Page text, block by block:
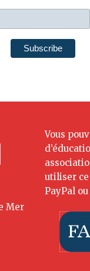
Mer
Vous
utiliser
PayPal